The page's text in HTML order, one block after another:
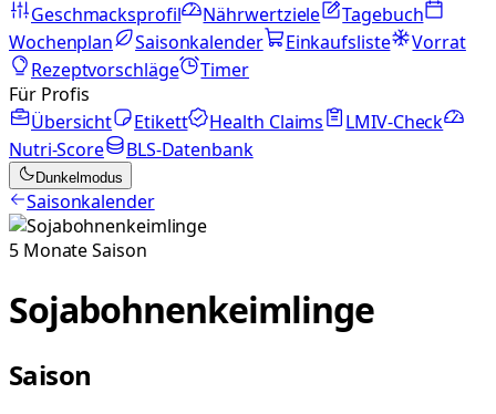
Geschmacksprofil
Nährwertziele
Tagebuch
Wochenplan
Saisonkalender Einkaufsliste
Vorrat
Rezeptvorschläge
Timer
Für Profis
Übersicht
Etikett Health Claims
LMIV-Check
Nutri-Score
BLS-Datenbank
Dunkelmodus
Saisonkalender
5 MonateSaison
Sojabohnenkeimlinge
Saison